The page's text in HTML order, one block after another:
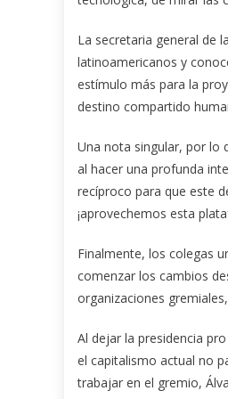
La secretaria general de
latinoamericanos y
estímulo más para la
destino compartido
Una nota singular, por lo
al hacer una profunda
recíproco para que este
¡aprovechemos esta
Finalmente, los colegas
comenzar los cambios
organizaciones
Al dejar la presidencia
el capitalismo actual no
trabajar en el gremio,